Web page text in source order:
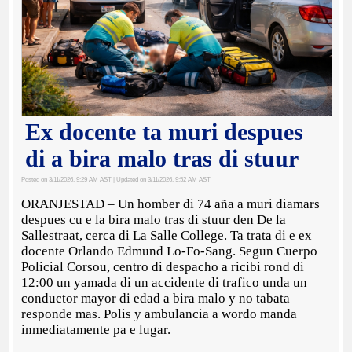
Ex docente ta muri despues
di a bira malo tras di stuur
Posted on 3/11/2026, 9:29 AM AST | Updated on 3/11/2026, 9:52 AM AST
ORANJESTAD – Un homber di 74 aña a muri diamars
despues cu e la bira malo tras di stuur den De la
Sallestraat, cerca di La Salle College. Ta trata di e ex
docente Orlando Edmund Lo-Fo-Sang. Segun Cuerpo
Policial Corsou, centro di despacho a ricibi rond di
12:00 un yamada di un accidente di trafico unda un
conductor mayor di edad a bira malo y no tabata
responde mas. Polis y ambulancia a wordo manda
inmediatamente pa e lugar.